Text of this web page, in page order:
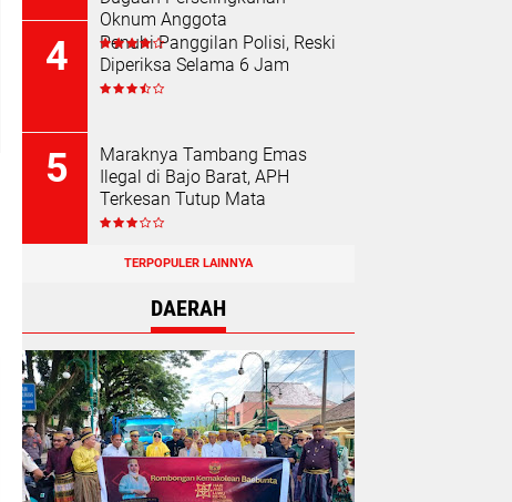
Oknum Anggota
Penuhi Panggilan Polisi, Reski
Diperiksa Selama 6 Jam
Maraknya Tambang Emas
Ilegal di Bajo Barat, APH
Terkesan Tutup Mata
TERPOPULER LAINNYA
DAERAH